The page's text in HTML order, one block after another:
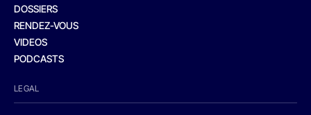
DOSSIERS
RENDEZ-VOUS
VIDEOS
PODCASTS
LEGAL